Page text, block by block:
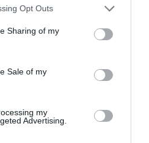
app uses one or more Google
behaviour. You may click to
and its third-party tags to
purposes in below Google
Opt Outs
Sharing of my
Sale of my
my
Advertising.